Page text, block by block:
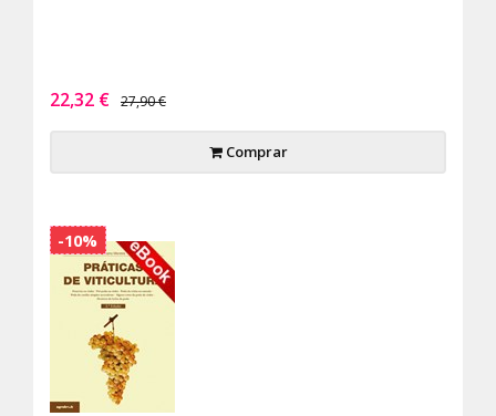
22,32 € 27,90 €
Comprar
-10%